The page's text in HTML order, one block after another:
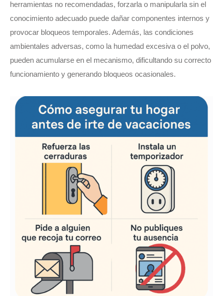
herramientas no recomendadas, forzarla o manipularla sin el
conocimiento adecuado puede dañar componentes internos y
provocar bloqueos temporales. Además, las condiciones
ambientales adversas, como la humedad excesiva o el polvo,
pueden acumularse en el mecanismo, dificultando su correcto
funcionamiento y generando bloqueos ocasionales.